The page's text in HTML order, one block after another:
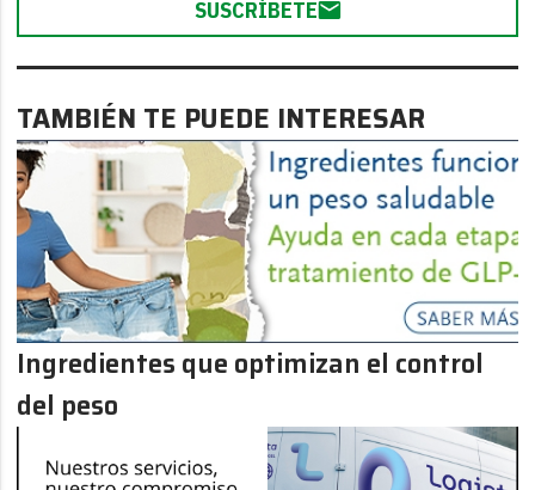
SUSCRÍBETE
TAMBIÉN TE PUEDE INTERESAR
Ingredientes que optimizan el control
del peso